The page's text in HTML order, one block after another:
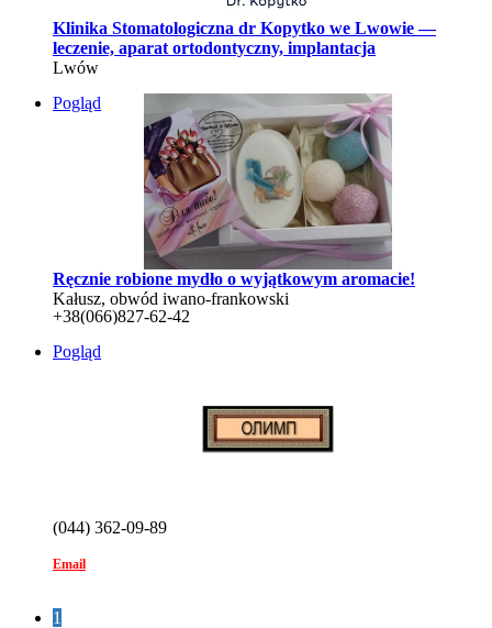
Klinika Stomatologiczna dr Kopytko we Lwowie —
leczenie, aparat ortodontyczny, implantacja
Lwów
Pogląd
Ręcznie robione mydło o wyjątkowym aromacie!
Kałusz, obwód iwano-frankowski
+38(066)827-62-42
Pogląd
(044) 362-09-89
Email
1